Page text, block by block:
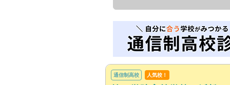
通信制高校 人気校！